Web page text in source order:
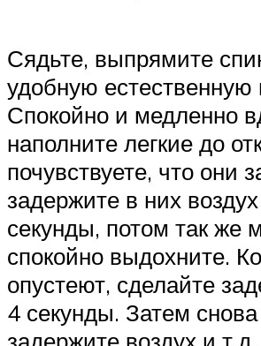
Сядьте, выпрямите
удобную естественную
Спокойно и медленно
наполните легкие до
почувствуете, что они
задержите в них
секунды, потом так же
спокойно выдохните.
опустеют, сделайте
4 секунды. Затем